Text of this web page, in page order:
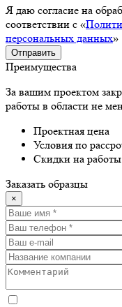
Я даю согласие на
соответствии с «
персональных данных»
Отправить
Преимущества
За вашим проектом
работы в области не
Проектная цена
Условия по
Скидки на работы
Заказать образцы
×